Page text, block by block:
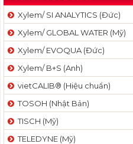
Xylem/ SI ANALYTICS (Đức)
Xylem/ GLOBAL WATER (Mỹ)
Xylem/ EVOQUA (Đức)
Xylem/ B+S (Anh)
vietCALIB® (Hiệu chuẩn)
TOSOH (Nhật Bản)
TISCH (Mỹ)
TELEDYNE (Mỹ)